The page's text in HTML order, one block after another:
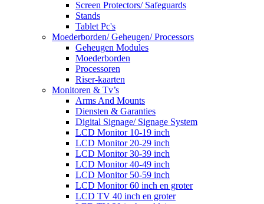
Screen Protectors/ Safeguards
Stands
Tablet Pc's
Moederborden/ Geheugen/ Processors
Geheugen Modules
Moederborden
Processoren
Riser-kaarten
Monitoren & Tv’s
Arms And Mounts
Diensten & Garanties
Digital Signage/ Signage System
LCD Monitor 10-19 inch
LCD Monitor 20-29 inch
LCD Monitor 30-39 inch
LCD Monitor 40-49 inch
LCD Monitor 50-59 inch
LCD Monitor 60 inch en groter
LCD TV 40 inch en groter